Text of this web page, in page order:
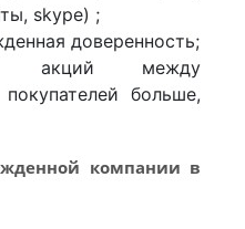
skype) ;
доверенность;
акций между
больше,
компании в